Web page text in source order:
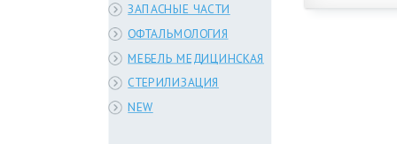
ЗАПАСНЫЕ ЧАСТИ
ОФТАЛЬМОЛОГИЯ
МЕБЕЛЬ МЕДИЦИНСКАЯ
СТЕРИЛИЗАЦИЯ
NEW